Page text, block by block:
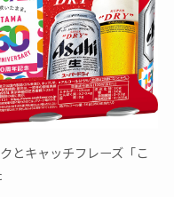
とキャッチフレーズ「こ